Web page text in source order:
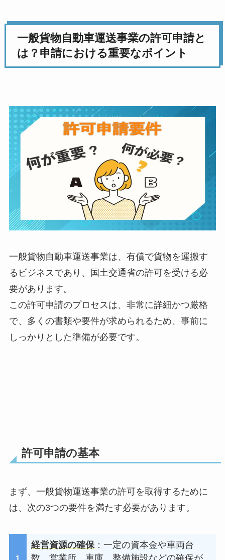
一般貨物自動車運送事業の許可申請と
は？申請における重要なポイント
一般貨物自動車運送事業は、有償で貨物を運搬す
るビジネスであり、国土交通省の許可を受ける必
要があります。
この許可申請のプロセスは、非常に詳細かつ厳格
で、多くの書類や要件が求められるため、事前に
しっかりとした準備が必要です。
許可申請の基本
まず、一般貨物運送事業の許可を取得するために
は、次の3つの要件を満たす必要があります。
経営資源の確保：一定の資本金や車両台
数、営業所、車庫、整備施設などの確保が